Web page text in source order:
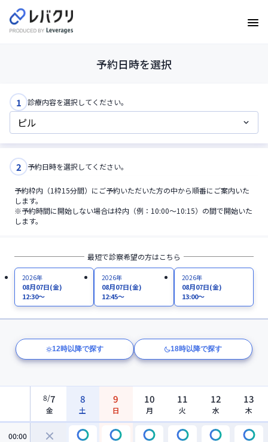
予約日時を選択
1 診療内容を選択してください。
2 予約日時を選択してください。
予約枠内（1枠15分間）にご予約いただいた方の中から順番にご案内いた
します。
※予約時間に開始しない場合は枠内（例：10:00〜10:15）の間で開始いた
します。
最短で診察希望の方はこちら
2026年
08月07日(金)
12:30～
2026年
08月07日(金)
12:45～
2026年
08月07日(金)
13:00～
12時以降で探す 18時以降で探す
8/7
金
8
土
9
日
10
月
11
火
12
水
13
木
00:00